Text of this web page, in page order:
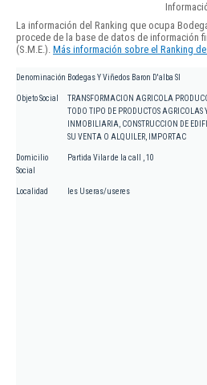
La información del Ranking que ocupa
procede de la base de datos de información
(S.M.E.). Más información sobre el Ranking
Denominación Bodegas Y Viñedos Baron D'alba Sl
Objeto Social
TRANSFORMACION AGRICOLA
TODO TIPO DE PRODUCTOS
INMOBILIARIA, CONSTRUCCION DE
SU VENTA O ALQUILER, IMPORTAC
Domicilio
Social
Partida Vilar de la call , 10
Localidad les Useras/useres